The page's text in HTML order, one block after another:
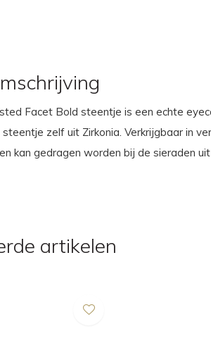
Facet Bold steentje is een echte
zelf uit Zirkonia. Verkrijgbaar in
kan gedragen worden bij de sieraden
artikelen